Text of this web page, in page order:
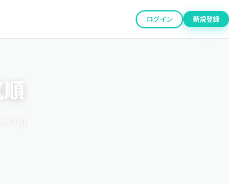
ログイン 新規登録
相